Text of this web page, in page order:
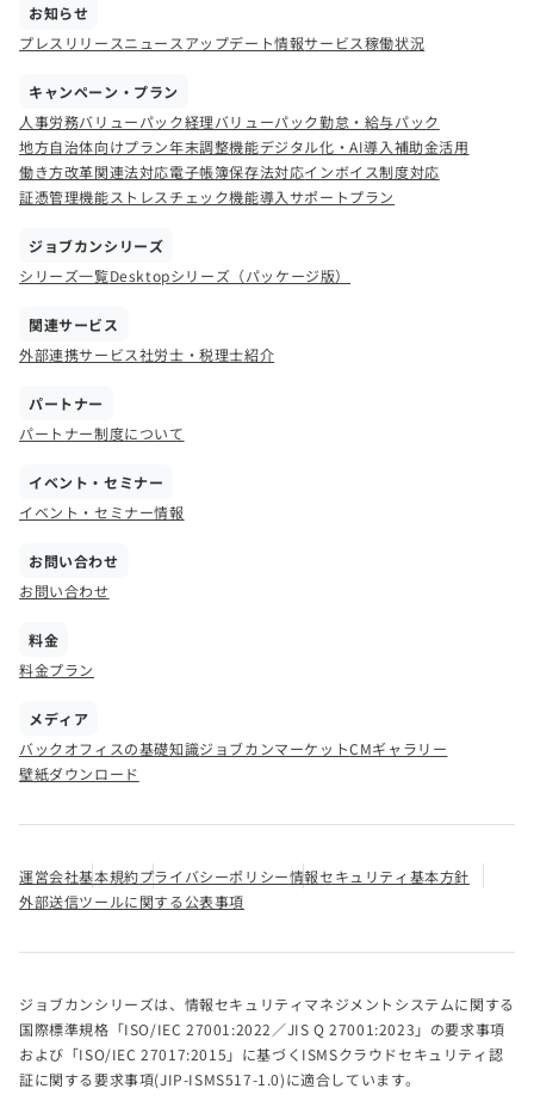
お知らせ
プレスリリースニュース アップデート情報サービス稼働状況
キャンペーン・プラン
人事労務バリューパック経理バリューパック勤怠・給与パック
地方自治体向けプラン年末調整機能デジタル化・AI導入補助金活用
働き方改革関連法対応電子帳簿保存法対応インボイス制度対応
証憑管理機能ストレスチェック機能導入サポートプラン
ジョブカンシリーズ
シリーズ一覧Desktopシリーズ（パッケージ版）
関連サービス
外部連携サービス社労士・税理士紹介
パートナー
パートナー制度について
イベント・セミナー
イベント・セミナー情報
お問い合わせ
お問い合わせ
料金
料金プラン
メディア
バックオフィスの基礎知識ジョブカンマーケットCMギャラリー
壁紙ダウンロード
運営会社基本規約プライバシーポリシー情報セキュリティ基本方針
外部送信ツールに関する公表事項
ジョブカンシリーズは、情報セキュリティマネジメントシステムに関する
国際標準規格「ISO/IEC 27001:2022／JIS Q 27001:2023」の要求事項
および「ISO/IEC 27017:2015」に基づくISMSクラウドセキュリティ認
証に関する要求事項(JIP-ISMS517-1.0)に適合しています。